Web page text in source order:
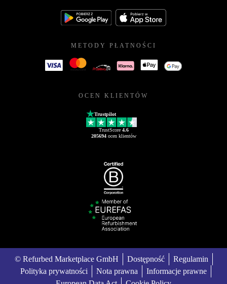
METODY PŁATNOŚCI
OCEN KLIENTÓW
Trustpilot
TrustScore 4.6
205694ocen klientów
© Refurbed Marketplace GmbH Dostępność
Regulamin
Polityka prywatności
Nota prawna
Informacje prawne